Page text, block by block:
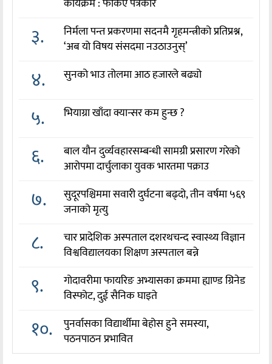
कार्यक्रम : फर्किए पत्रकार
३.
निर्मला पन्त प्रकरणमा सदनमै गृहमन्त्रीको प्रतिप्रश्न,
‘अब यो विषय संसदमा नउठाउनुस्’
४. सुनको भाउ तोलमा आठ हजारले बढ्यो
५. भियाग्रा खाँदा क्यान्सर कम हुन्छ ?
६.
बाल यौन दुर्व्यवहारसम्बन्धी सामग्री प्रसारण गरेको
आरोपमा दार्चुलाका युवक भारतमा पक्राउ
७.
सुदूरपश्चिममा सवारी दुर्घटना बढ्दो, तीन वर्षमा ५६९
जनाको मृत्यु
८.
चार प्रादेशिक अस्पताल दशरथचन्द स्वास्थ्य विज्ञान
विश्वविद्यालयका शिक्षण अस्पताल बन्ने
९.
गोदावरीमा फायरिङ अभ्यासका क्रममा ह्याण्ड ग्रिनेड
विस्फोट, दुई सैनिक घाइते
१०.
पुनर्वासका विद्यार्थीमा बेहोस हुने समस्या,
पठनपाठन प्रभावित